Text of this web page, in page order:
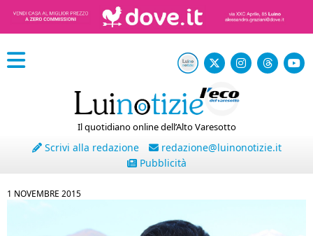
Il quotidiano online dell’Alto Varesotto
Scrivi alla redazione
redazione@luinonotizie.it
Pubblicità
1 NOVEMBRE 2015